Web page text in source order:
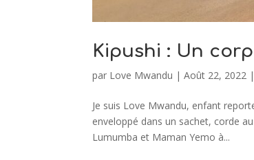
Kipushi : Un
par Love Mwandu |Août 22, 2022 |
Je suis Love Mwandu, enfant
enveloppé dans un sachet, corde
Lumumba et Maman Yemo à...